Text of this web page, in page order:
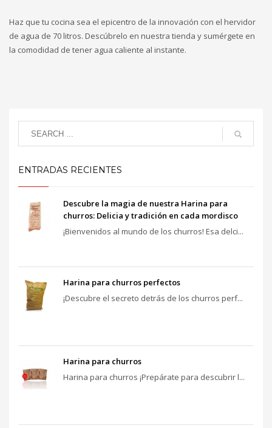
Haz que tu cocina sea el epicentro de la innovación con el hervidor
de agua de 70 litros. Descúbrelo en nuestra tienda y sumérgete en
la comodidad de tener agua caliente al instante.
ENTRADAS RECIENTES
Descubre la magia de nuestra Harina para
churros: Delicia y tradición en cada mordisco
¡Bienvenidos al mundo de los churros! Esa delci...
Harina para churros perfectos
¡Descubre el secreto detrás de los churros perf...
Harina para churros
Harina para churros ¡Prepárate para descubrir l...